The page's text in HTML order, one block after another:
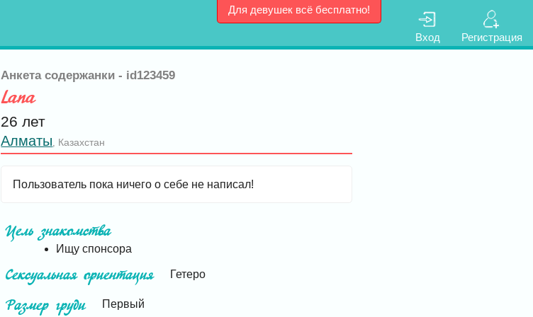
Вход Регистрация
Для девушек всё бесплатно!
Анкета содержанки - id123459
Lana
26 лет
Алматы Казахстан
Пользователь пока ничего о себе не написал!
Цель знакомства
Ищу спонсора
Сексуальная ориентация Гетеро
Размер груди Первый